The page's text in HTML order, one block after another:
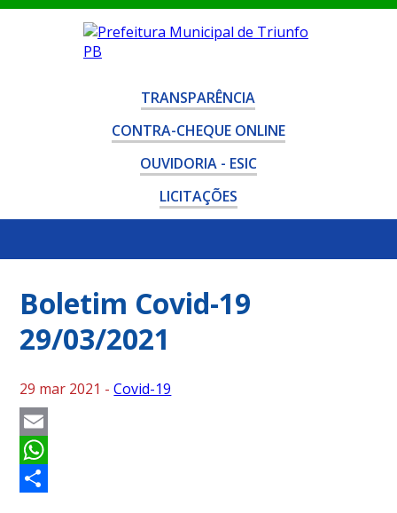
TRANSPARÊNCIA
CONTRA-CHEQUE ONLINE
OUVIDORIA - ESIC
LICITAÇÕES
Boletim Covid-19
29/03/2021
29 mar 2021 -Covid-19
Email
WhatsApp